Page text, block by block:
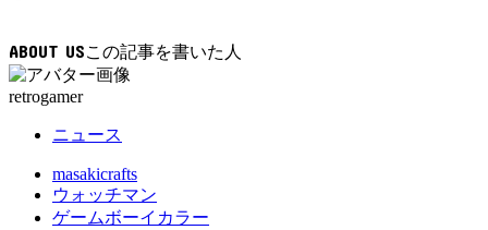
み
中…
ABOUT US
retrogamer
ニュース
masakicrafts
ウォッチマン
ゲームボーイカラー